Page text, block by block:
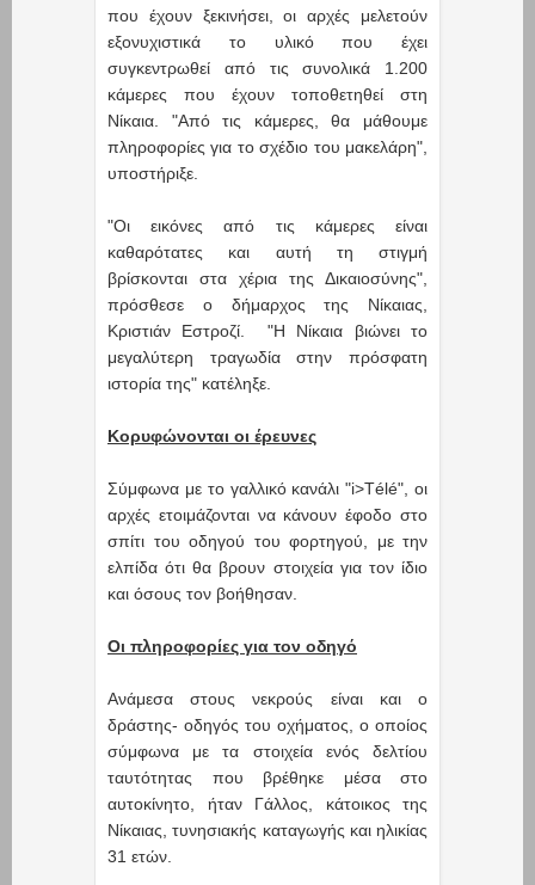
που έχουν ξεκινήσει, οι αρχές μελετούν
εξονυχιστικά το υλικό που έχει
συγκεντρωθεί από τις συνολικά 1.200
κάμερες που έχουν τοποθετηθεί στη
Νίκαια. "Από τις κάμερες, θα μάθουμε
πληροφορίες για το σχέδιο του μακελάρη",
υποστήριξε.
"Oι εικόνες από τις κάμερες είναι
καθαρότατες και αυτή τη στιγμή
βρίσκονται στα χέρια της Δικαιοσύνης",
πρόσθεσε ο δήμαρχος της Νίκαιας,
Κριστιάν Εστροζί. "Η Νίκαια βιώνει το
μεγαλύτερη τραγωδία στην πρόσφατη
ιστoρία της" κατέληξε.
Κορυφώνονται οι έρευνες
Σύμφωνα με το γαλλικό κανάλι "i>Télé", οι
αρχές ετοιμάζονται να κάνουν έφοδο στο
σπίτι του οδηγού του φορτηγού, με την
ελπίδα ότι θα βρουν στοιχεία για τον ίδιο
και όσους τον βοήθησαν.
Οι πληροφορίες για τον οδηγό
Ανάμεσα στους νεκρούς είναι και ο
δράστης- οδηγός του οχήματος, o οποίος
σύμφωνα με τα στοιχεία ενός δελτίου
ταυτότητας που βρέθηκε μέσα στο
αυτοκίνητο, ήταν Γάλλος, κάτοικος της
Νίκαιας, τυνησιακής καταγωγής και ηλικίας
31 ετών.